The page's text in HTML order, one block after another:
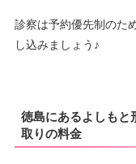
診察は予約優先制のた
し込みましょう♪
徳島にあるよしもと
取りの料金